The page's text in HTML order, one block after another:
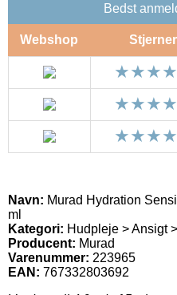
Bedst
Webshop Stjerner
Navn: Murad Hydration
ml
Kategori: Hudpleje > Ansigt
Producent: Murad
Varenummer: 223965
EAN: 767332803692